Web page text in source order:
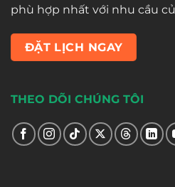
phù hợp nhất với nhu cầu
ĐẶT LỊCH NGAY
THEO DÕI CHÚNG TÔI